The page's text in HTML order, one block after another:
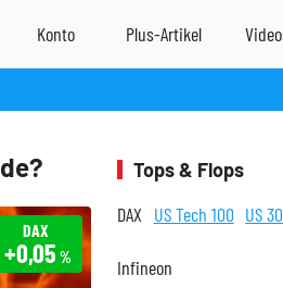
DAX
+0,05 %
Tops & Flops
DAX US Tech 100 US 30
Infineon